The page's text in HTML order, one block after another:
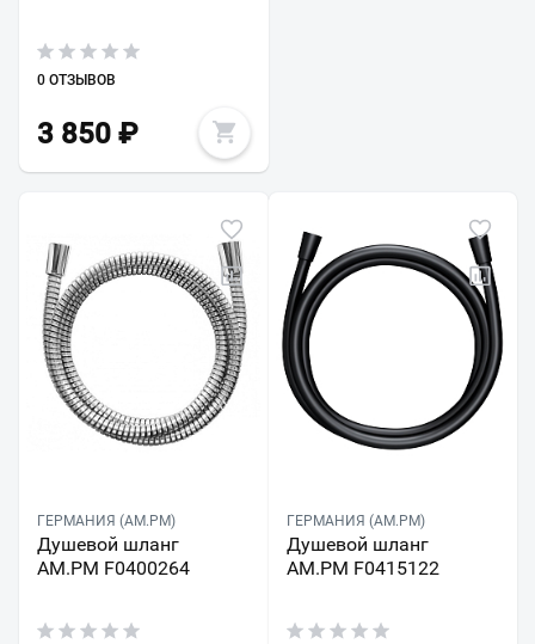
0 ОТЗЫВОВ
3 850 ₽
ГЕРМАНИЯ (AM.PM)
Душевой шланг
AM.PM F0400264
ГЕРМАНИЯ (AM.PM)
Душевой шланг
AM.PM F0415122